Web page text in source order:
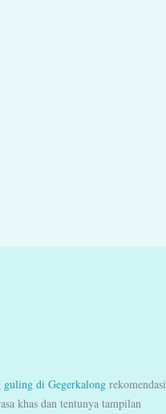
guling di Gegerkalong rekomendasi
khas dan tentunya tampilan